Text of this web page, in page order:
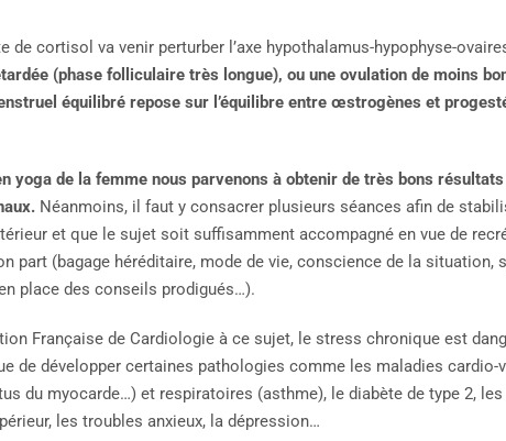
de cortisol va venir perturber l’axe hypothalamus-hypophyse-
(phase folliculaire très longue), ou une ovulation de moins
équilibré repose sur l’équilibre entre œstrogènes et
yoga de la femme nous parvenons à obtenir de très bons
Néanmoins, il faut y consacrer plusieurs séances afin de
et que le sujet soit suffisamment accompagné en vue de
part (bagage héréditaire, mode de vie, conscience de la situation,
place des conseils prodigués…).
Française de Cardiologie à ce sujet, le stress chronique est
de développer certaines pathologies comme les maladies
du myocarde…) et respiratoires (asthme), le diabète de type 2,
les troubles anxieux, la dépression…